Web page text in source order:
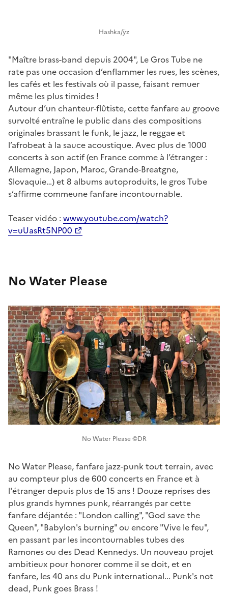
Hashka/ÿz
"Maître brass-band depuis 2004", Le Gros Tube ne
rate pas une occasion d’enflammer les rues, les scènes,
les cafés et les festivals où il passe, faisant remuer
même les plus timides !
Autour d’un chanteur-flûtiste, cette fanfare au groove
survolté entraîne le public dans des compositions
originales brassant le funk, le jazz, le reggae et
l’afrobeat à la sauce acoustique. Avec plus de 1000
concerts à son actif (en France comme à l’étranger :
Allemagne, Japon, Maroc, Grande-Breatgne,
Slovaquie…) et 8 albums autoproduits, le gros Tube
s’affirme commeune fanfare incontournable.
Teaser vidéo : www.youtube.com/watch?
v=uUasRt5NP00
No Water Please
No Water Please ©DR
No Water Please, fanfare jazz-punk tout terrain, avec
au compteur plus de 600 concerts en France et à
l'étranger depuis plus de 15 ans ! Douze reprises des
plus grands hymnes punk, réarrangés par cette
fanfare déjantée : "London calling", "God save the
Queen", "Babylon's burning" ou encore "Vive le feu",
en passant par les incontournables tubes des
Ramones ou des Dead Kennedys. Un nouveau projet
ambitieux pour honorer comme il se doit, et en
fanfare, les 40 ans du Punk international... Punk's not
dead, Punk goes Brass !